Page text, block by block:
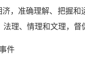
，准确理解、把握
理、情理和文理，
件